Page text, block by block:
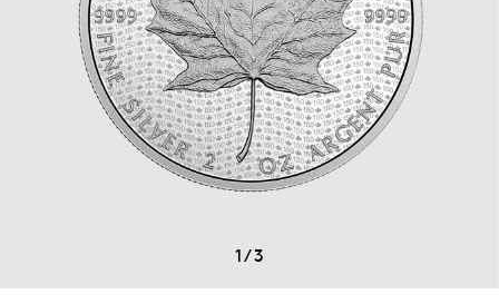
1/3